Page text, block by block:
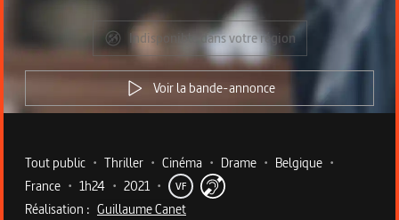
Indisponible dans votre région
Voir la bande-annonce
Metadata du programme
Tout public • Thriller • Cinéma • Drame • Belgique •
France • 1h24 • 2021 • VF
Réalisation : Guillaume Canet